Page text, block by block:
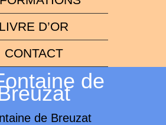
LIVRE D’OR
CONTACT
de